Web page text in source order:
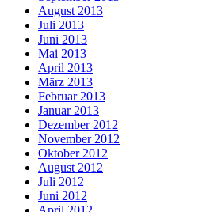
August 2013
Juli 2013
Juni 2013
Mai 2013
April 2013
März 2013
Februar 2013
Januar 2013
Dezember 2012
November 2012
Oktober 2012
August 2012
Juli 2012
Juni 2012